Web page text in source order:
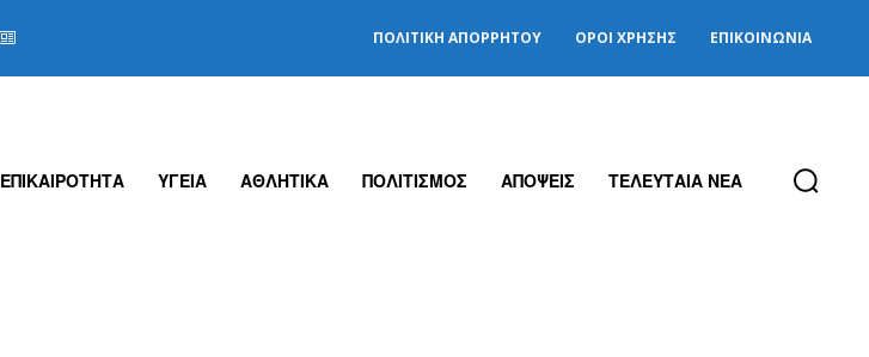
ΠΟΛΙΤΙΚΉ ΑΠΟΡΡΉΤΟΥ ΌΡΟΙ ΧΡΉΣΗΣ ΕΠΙΚΟΙΝΩΝΊΑ
ΕΠΙΚΑΙΡΟΤΗΤΑ ΥΓΕΙΑ ΑΘΛΗΤΙΚΑ ΠΟΛΙΤΙΣΜΟΣ ΑΠΟΨΕΙΣ ΤΕΛΕΥΤΑΙΑ ΝΕΑ